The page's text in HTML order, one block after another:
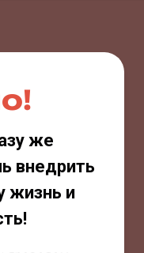
же
внедрить
жизнь и